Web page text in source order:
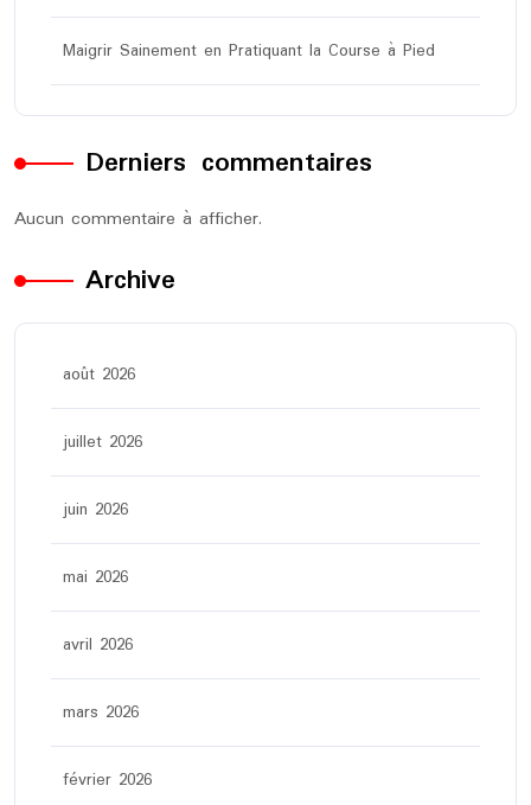
Maigrir Sainement en Pratiquant la Course à Pied
Derniers commentaires
Aucun commentaire à afficher.
Archive
août 2026
juillet 2026
juin 2026
mai 2026
avril 2026
mars 2026
février 2026